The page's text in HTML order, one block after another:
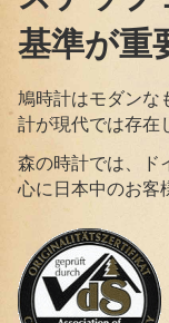
基準が重
鳩時計はモダンな
計が現代では存在
森の時計では、ド
心に日本中のお客